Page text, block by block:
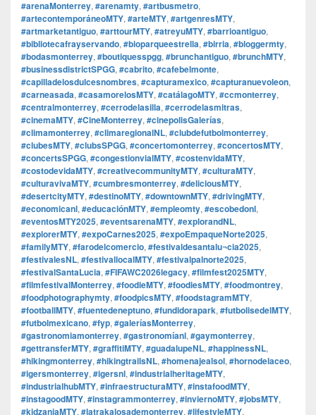
#arenaMonterrey, #arenamty, #artbusmetro,
#artecontemporáneoMTY, #arteMTY, #artgenresMTY,
#artmarketantiguo, #arttourMTY, #atreyuMTY, #barrioantiguo,
#bibliotecafrayservando, #bioparqueestrella, #birria, #bloggermty,
#bodasmonterrey, #boutiquesspgg, #brunchantiguo, #brunchMTY,
#businessdistrictSPGG, #cabrito, #cafebelmonte,
#capilladelosdulcesnombres, #capturamexico, #capturanuevoleon,
#carneasada, #casamorelosMTY, #catálagoMTY, #ccmonterrey,
#centralmonterrey, #cerrodelasilla, #cerrodelasmitras,
#cinemaMTY, #CineMonterrey, #cinepolisGalerías,
#climamonterrey, #climaregionalNL, #clubdefutbolmonterrey,
#clubesMTY, #clubsSPGG, #concertomonterrey, #concertosMTY,
#concertsSPGG, #congestionvialMTY, #costenvidaMTY,
#costodevidaMTY, #creativecommunityMTY, #culturaMTY,
#culturavivaMTY, #cumbresmonterrey, #deliciousMTY,
#desertcityMTY, #destinoMTY, #downtownMTY, #drivingMTY,
#economicanl, #educaciónMTY, #empleomty, #escobedonl,
#eventosMTY2025, #eventsarenaMTY, #explorandNL,
#explorerMTY, #expoCarnes2025, #expoEmpaqueNorte2025,
#familyMTY, #farodelcomercio, #festivaldesantalu¬cia2025,
#festivalesNL, #festivallocalMTY, #festivalpalnorte2025,
#festivalSantaLucia, #FIFAWC2026legacy, #filmfest2025MTY,
#filmfestivalMonterrey, #foodieMTY, #foodiesMTY, #foodmontrey,
#foodphotographymty, #foodpicsMTY, #foodstagramMTY,
#footballMTY, #fuentedeneptuno, #fundidorapark, #futbolisedelMTY,
#futbolmexicano, #fyp, #galeríasMonterrey,
#gastronomiamonterrey, #gastronomíanl, #gaymonterrey,
#gettransferMTY, #graffitiMTY, #guadalupeNL, #happinessNL,
#hikingmonterrey, #hikingtrailsNL, #homenajealsol, #hornodelaceo,
#igersmonterrey, #igersnl, #industrialheritageMTY,
#industrialhubMTY, #infraestructuraMTY, #instafoodMTY,
#instagoodMTY, #instagrammonterrey, #inviernoMTY, #jobsMTY,
#kidzaniaMTY, #latrakalosademonterrey, #lifestyleMTY,